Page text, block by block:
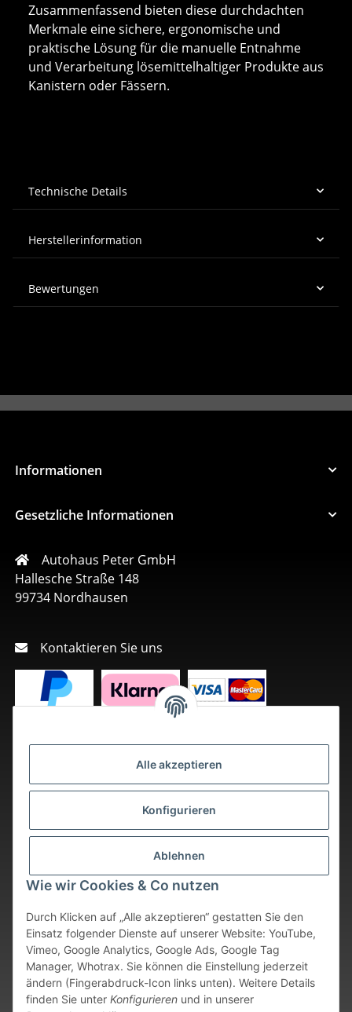
Alle akzeptieren
Konfigurieren
Ablehnen
Wie wir Cookies & Co nutzen
Durch Klicken auf „Alle akzeptieren“ gestatten Sie den
Einsatz folgender Dienste auf unserer Website: YouTube,
Vimeo, Google Analytics, Google Ads, Google Tag
Manager, Whotrax. Sie können die Einstellung jederzeit
ändern (Fingerabdruck-Icon links unten). Weitere Details
finden Sie unter Konfigurieren und in unserer
Zusammenfassend bieten diese durchdachten
Merkmale eine sichere, ergonomische und
praktische Lösung für die manuelle Entnahme
und Verarbeitung lösemittelhaltiger Produkte aus
Kanistern oder Fässern.
Technische Details
Herstellerinformation
Bewertungen
Informationen
Gesetzliche Informationen
Autohaus Peter GmbH
Hallesche Straße 148
99734 Nordhausen
Kontaktieren Sie uns
Vertrag widerrufen
* Alle Preise inkl. gesetzlicher USt., zzgl. Versand
. Bei sofort